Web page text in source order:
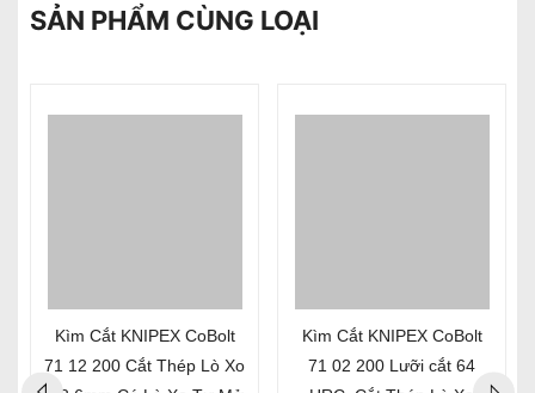
SẢN PHẨM CÙNG LOẠI
Kìm Cắt KNIPEX CoBolt
71 12 200 Cắt Thép Lò Xo
Kìm Cắt KNIPEX CoBolt
71 02 200 Lưỡi cắt 64